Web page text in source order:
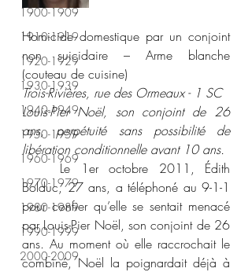
1900-1909
1910-1919
1920-1929
1930-1939
1940-1949
1950-1959
1960-1969
1970-1979
1980-1989
1990-1999
2000-2009
Homicide domestique par un conjoint
non suicidaire – Arme blanche
(couteau de cuisine)
Trois-Rivières, rue des Ormeaux - 1 SC
Louis-Pier Noël, son conjoint de 26
ans, perpétuité sans possibilité de
libération conditionnelle avant 10 ans.
	Le 1er octobre 2011, Édith
Bolduc, 27 ans, a téléphoné au 9-1-1
pour confier qu’elle se sentait menacé
par Louis-Pier Noël, son conjoint de 26
ans. Au moment où elle raccrochait le
combiné, Noël la poignardait déjà à